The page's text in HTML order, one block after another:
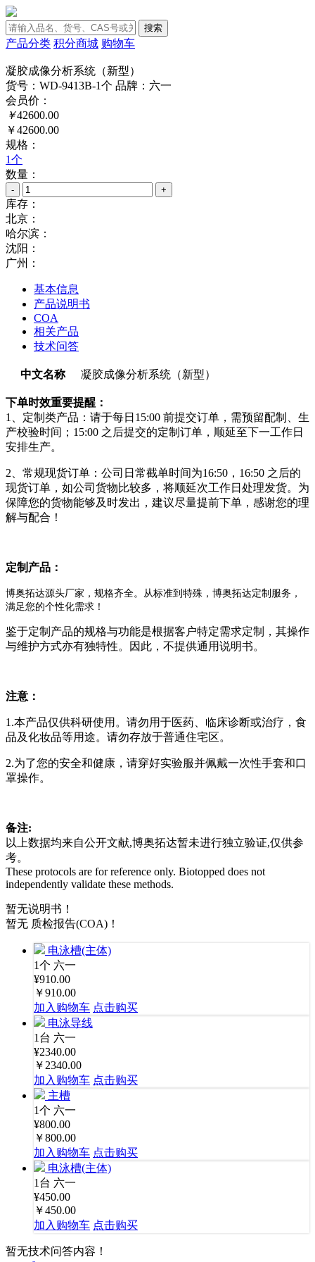
搜索
产品分类 积分商城 购物车
凝胶成像分析系统（新型）
货号：WD-9413B-1个 品牌：六一
会员价：
￥42600.00
￥42600.00
规格：
1个
数量：
- +
库存：
北京：
哈尔滨：
沈阳：
广州：
基本信息
产品说明书
COA
相关产品
技术问答
中文名称 凝胶成像分析系统（新型）
下单时效重要提醒：
1、定制类产品：请于每日15:00 前提交订单，需预留配制、生
产校验时间；15:00 之后提交的定制订单，顺延至下一工作日
安排生产。
2、常规现货订单：公司日常截单时间为16:50，16:50 之后的
现货订单，如公司货物比较多，将顺延次工作日处理发货。为
保障您的货物能够及时发出，建议尽量提前下单，感谢您的理
解与配合！
定制产品：
博奥拓达源头厂家，规格齐全。从标准到特殊，博奥拓达定制服务，
满足您的个性化需求！
鉴于定制产品的规格与功能是根据客户特定需求定制，其操作
与维护方式亦有独特性。因此，不提供通用说明书。
注意：
1.本产品仅供科研使用。请勿用于医药、临床诊断或治疗，食
品及化妆品等用途。请勿存放于普通住宅区。
2.为了您的安全和健康，请穿好实验服并佩戴一次性手套和口
罩操作。
备注:
以上数据均来自公开文献,博奥拓达暂未进行独立验证,仅供参
考。
These protocols are for reference only. Biotopped does not
independently validate these methods.
暂无说明书！
暂无 质检报告(COA)！
电泳槽(主体)
1个 六一
¥910.00
￥910.00
加入购物车 点击购买
电泳导线
1台 六一
¥2340.00
￥2340.00
加入购物车 点击购买
主槽
1个 六一
¥800.00
￥800.00
加入购物车 点击购买
电泳槽(主体)
1台 六一
¥450.00
￥450.00
加入购物车 点击购买
暂无技术问答内容！